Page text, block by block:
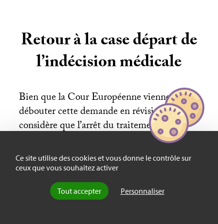
Ce site utilise des cookies et vous donne le contrôle sur
ceux que vous souhaitez activer
Tout accepter Personnaliser
Retour à la case départ de
l’indécision médicale
Bien que la Cour Européenne vienne de
débouter cette demande en révision et
considère que l’arrêt du traitement du
patient ne constitue pas une violation de la
Convention des droits de l’homme, le
traitement de cette affaire retourne à la case
départ. En effet, l’équipe médicale du
de Reims, pourtant favorable à la mise en